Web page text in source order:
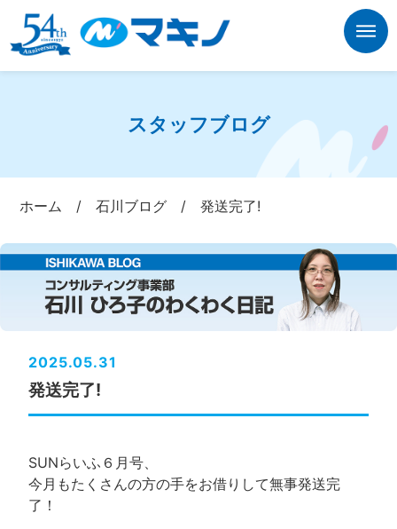
スタッフブログ
ホーム /石川ブログ /発送完了!
2025.05.31
発送完了!
SUNらいふ６月号、
今月もたくさんの方の手をお借りして無事発送完
了！